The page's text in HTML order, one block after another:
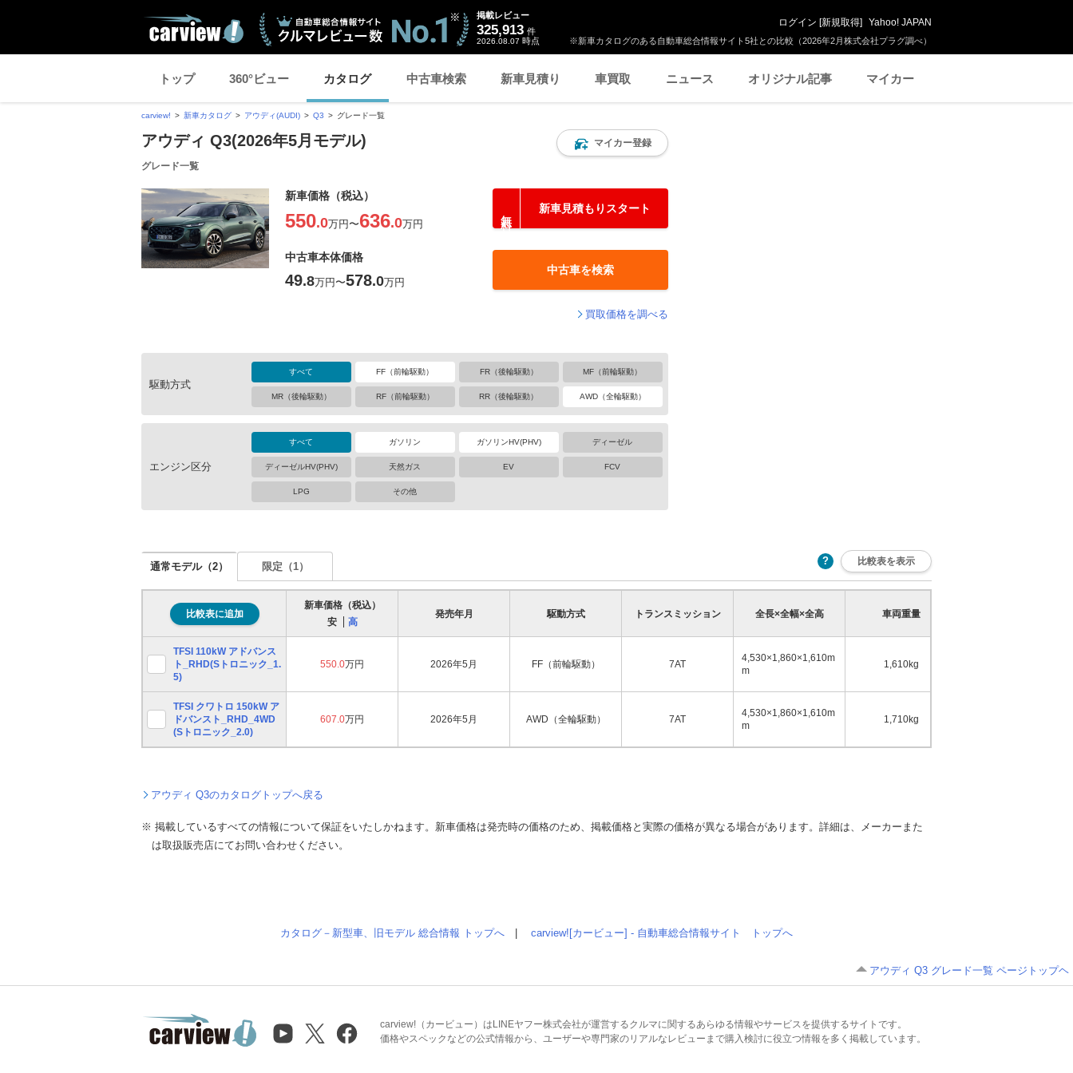
※新車カタログのある自動車総合情報サイト5社との比較（2026年2月株式会社プラグ調べ）
掲載レビュー
325,913 件
2026.08.07 時点
ログイン [新規取得] Yahoo! JAPAN
トップ 360°ビュー カタログ 中古車検索 新車見積り 車買取 ニュース オリジナル記事 マイカー
carview! 新車カタログ アウディ(AUDI) Q3 グレード一覧
アウディ Q3(2026年5月モデル)
グレード一覧
マイカー登録
新車価格（税込）
550.0万円〜636.0万円
新車見積もりスタート
中古車本体価格
49.8万円〜578.0万円
中古車を検索
買取価格を調べる
駆動方式
すべて FF（前輪駆動） FR（後輪駆動） MF（前輪駆動）
MR（後輪駆動） RF（前輪駆動） RR（後輪駆動） AWD（全輪駆動）
エンジン区分
すべて ガソリン ガソリンHV(PHV) ディーゼル
ディーゼルHV(PHV) 天然ガス EV FCV
LPG その他
通常モデル（2） 限定（1） 比較表を表示
比較表に追加
新車価格（税込）
安
高
発売年月 駆動方式 トランスミッション 全長×全幅×全高 車両重量
TFSI 110kW アドバンス
ト_RHD(Sトロニック_1.
5)
550.0万円 2026年5月 FF（前輪駆動） 7AT
4,530×1,860×1,610m
m
1,610kg
TFSI クワトロ 150kW ア
ドバンスト_RHD_4WD
(Sトロニック_2.0)
607.0万円 2026年5月 AWD（全輪駆動） 7AT
4,530×1,860×1,610m
m
1,710kg
アウディ Q3のカタログトップへ戻る
※ 掲載しているすべての情報について保証をいたしかねます。新車価格は発売時の価格のため、掲載価格と実際の価格が異なる場合があります。詳細は、メーカーまた
は取扱販売店にてお問い合わせください。
カタログ－新型車、旧モデル 総合情報 トップへ carview![カービュー] - 自動車総合情報サイト トップへ
アウディ Q3 グレード一覧 ページトップヘ
carview!（カービュー）はLINEヤフー株式会社が運営するクルマに関するあらゆる情報やサービスを提供するサイトです。
価格やスペックなどの公式情報から、ユーザーや専門家のリアルなレビューまで購入検討に役立つ情報を多く掲載しています。